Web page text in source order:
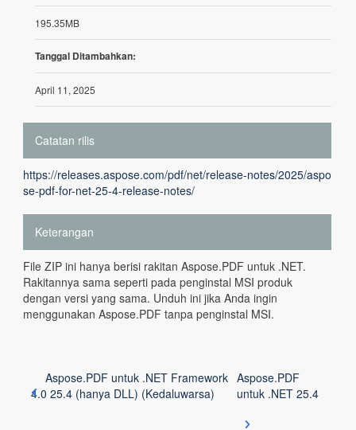
195.35MB
Tanggal Ditambahkan:
April 11, 2025
Catatan rilis
https://releases.aspose.com/pdf/net/release-notes/2025/aspo
se-pdf-for-net-25-4-release-notes/
Keterangan
File ZIP ini hanya berisi rakitan Aspose.PDF untuk .NET.
Rakitannya sama seperti pada penginstal MSI produk
dengan versi yang sama. Unduh ini jika Anda ingin
menggunakan Aspose.PDF tanpa penginstal MSI.
Aspose.PDF untuk .NET Framework
4.0 25.4 (hanya DLL) (Kedaluwarsa)
Aspose.PDF
untuk .NET 25.4